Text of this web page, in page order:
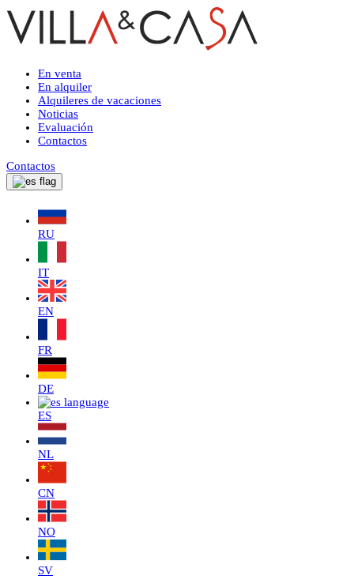
En venta
En alquiler
Alquileres de vacaciones
Noticias
Evaluación
Contactos
Contactos
RU
IT
EN
FR
DE
ES
NL
CN
NO
SV